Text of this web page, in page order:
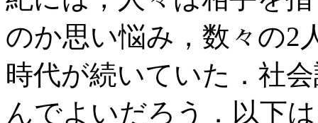
のか思い悩み，数々の2
時代が続いていた．社
んでよいだろう．以下